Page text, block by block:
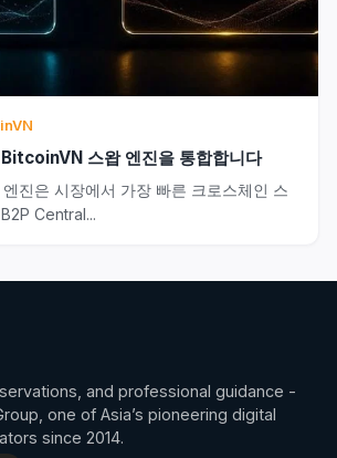
스왑 엔진을 통합합니다
진은 시장에서 가장 빠른 크로스체인 스
Central...
and professional guidance -
one of Asia’s pioneering digital
since 2014.